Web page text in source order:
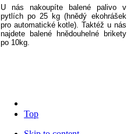
U nás nakoupíte balené palivo v
pytlích po 25 kg (hnědý ekohrášek
pro automatické kotle). Taktéž u nás
najdete balené hnědouhelné brikety
po 10kg.
Top